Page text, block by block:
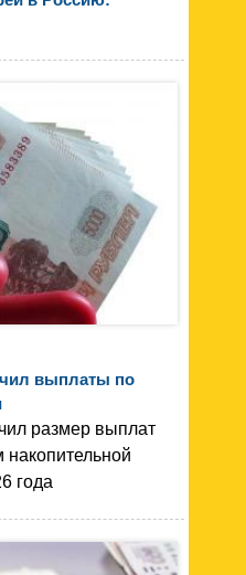
выплаты по
размер выплат
накопительной
года